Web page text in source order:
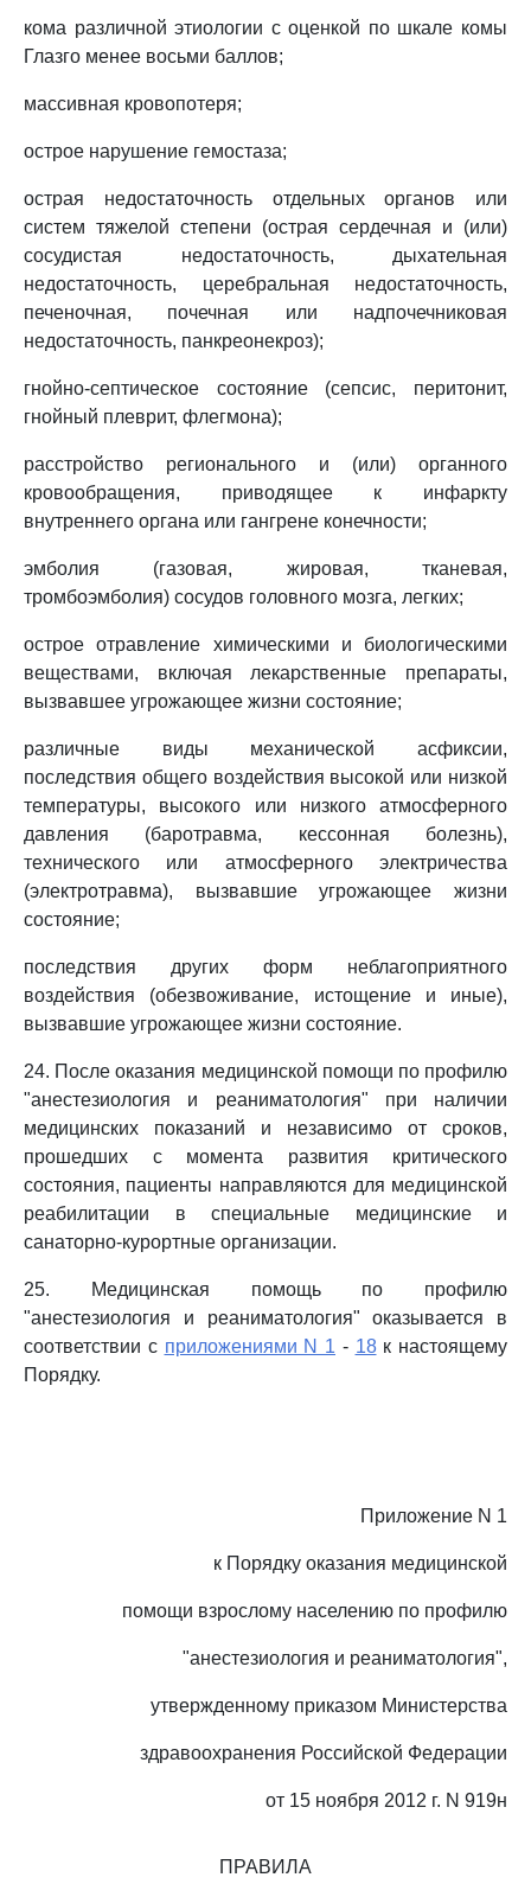
кома различной этиологии с оценкой по шкале комы
Глазго менее восьми баллов;
массивная кровопотеря;
острое нарушение гемостаза;
острая недостаточность отдельных органов или
систем тяжелой степени (острая сердечная и (или)
сосудистая недостаточность, дыхательная
недостаточность, церебральная недостаточность,
печеночная, почечная или надпочечниковая
недостаточность, панкреонекроз);
гнойно-септическое состояние (сепсис, перитонит,
гнойный плеврит, флегмона);
расстройство регионального и (или) органного
кровообращения, приводящее к инфаркту
внутреннего органа или гангрене конечности;
эмболия (газовая, жировая, тканевая,
тромбоэмболия) сосудов головного мозга, легких;
острое отравление химическими и биологическими
веществами, включая лекарственные препараты,
вызвавшее угрожающее жизни состояние;
различные виды механической асфиксии,
последствия общего воздействия высокой или низкой
температуры, высокого или низкого атмосферного
давления (баротравма, кессонная болезнь),
технического или атмосферного электричества
(электротравма), вызвавшие угрожающее жизни
состояние;
последствия других форм неблагоприятного
воздействия (обезвоживание, истощение и иные),
вызвавшие угрожающее жизни состояние.
24. После оказания медицинской помощи по профилю
"анестезиология и реаниматология" при наличии
медицинских показаний и независимо от сроков,
прошедших с момента развития критического
состояния, пациенты направляются для медицинской
реабилитации в специальные медицинские и
санаторно-курортные организации.
25. Медицинская помощь по профилю
"анестезиология и реаниматология" оказывается в
соответствии с приложениями N 1 - 18к настоящему
Порядку.
Приложение N 1
к Порядку оказания медицинской
помощи взрослому населению по профилю
"анестезиология и реаниматология",
утвержденному приказом Министерства
здравоохранения Российской Федерации
от 15 ноября 2012 г. N 919н
ПРАВИЛА